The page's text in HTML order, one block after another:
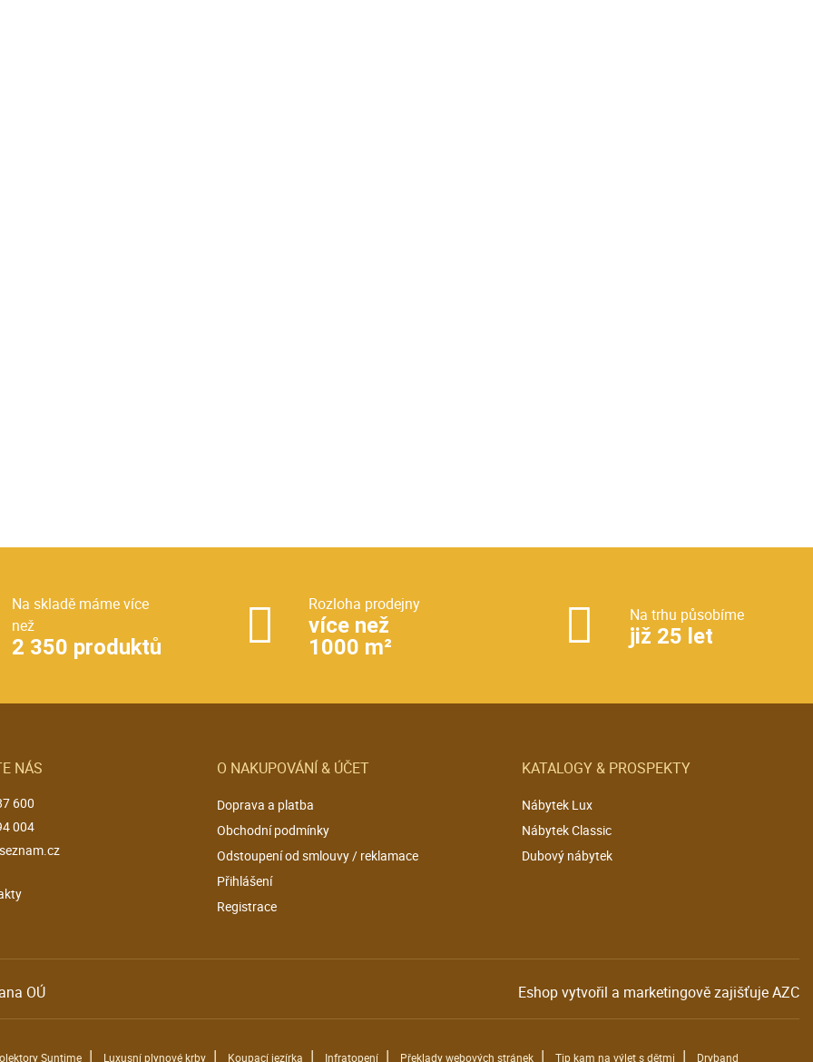
Na skladě máme více
než
2 350 produktů
Rozloha prodejny
více než
1000 m²
Na trhu působíme
již 25 let
NÁS
600
004
O NAKUPOVÁNÍ & ÚČET
Doprava a platba
Obchodní podmínky
Odstoupení od smlouvy / reklamace
Přihlášení
Registrace
KATALOGY & PROSPEKTY
Nábytek Lux
Nábytek Classic
Dubový nábytek
OÚ Eshop vytvořil a marketingově zajišťujeAZC
Suntime | Luxusní plynové krby | Koupací jezírka | Infratopení | Překlady webových stránek | Tip kam na výlet s dětmi | Dryband